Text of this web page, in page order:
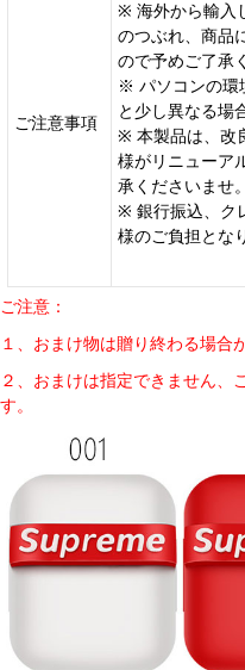
ご注意事項
※ 海外から輸入
のつぶれ、商品
ので予めご了承
※ パソコンの環
と少し異なる場
※ 本製品は、改
様がリニューア
承くださいませ。
※ 銀行振込、ク
様のご負担とな
ご注意：
１、おまけ物は贈り終わる場合
２、おまけは指定できません、
す。